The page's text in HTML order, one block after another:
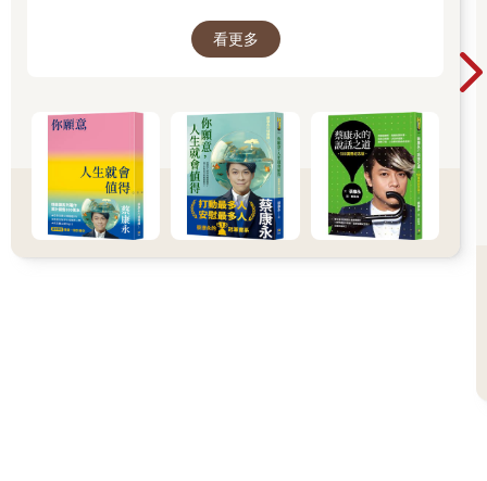
戶，也是最好的三戶。」陳經理說。
小姐端來咖啡，老王沒碰，下午拔牙，嘴裡還咬著一塊棉花，翻
老王點點頭，指了指價目表，搖了搖手指，掏出筆寫了幾個字：
「給我一個價錢。」
沒二十分鐘，老王已經回到家。
「怎麼樣？」老婆興匆匆地開門：「你是不是看了十二樓那一
戶？比老孫還棒的那一戶？他們開價多少？」
舒服、也更滿足的方法。所以我寫了這本書。
看更多